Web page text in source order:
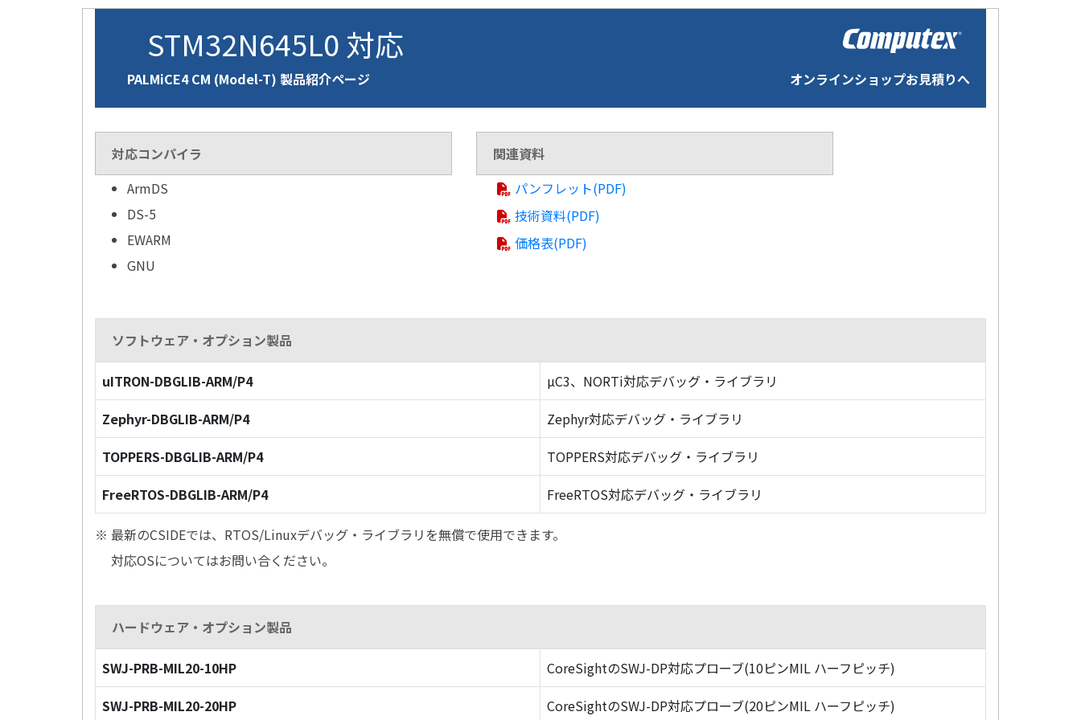
STM32N645L0 対応
PALMiCE4 CM (Model-T) 製品紹介ページ オンラインショップお見積りへ
対応コンパイラ
ArmDS
DS-5
EWARM
GNU
関連資料
パンフレット(PDF)
技術資料(PDF)
価格表(PDF)
ソフトウェア・オプション製品
uITRON-DBGLIB-ARM/P4
µC3、NORTi対応デバッグ・ライブラリ
Zephyr-DBGLIB-ARM/P4
Zephyr対応デバッグ・ライブラリ
TOPPERS-DBGLIB-ARM/P4
TOPPERS対応デバッグ・ライブラリ
FreeRTOS-DBGLIB-ARM/P4
FreeRTOS対応デバッグ・ライブラリ
※ 最新のCSIDEでは、RTOS/Linuxデバッグ・ライブラリを無償で使用できます。
対応OSについてはお問い合ください。
ハードウェア・オプション製品
SWJ-PRB-MIL20-10HP
CoreSightのSWJ-DP対応プローブ(10ピンMIL ハーフピッチ)
SWJ-PRB-MIL20-20HP
CoreSightのSWJ-DP対応プローブ(20ピンMIL ハーフピッチ)